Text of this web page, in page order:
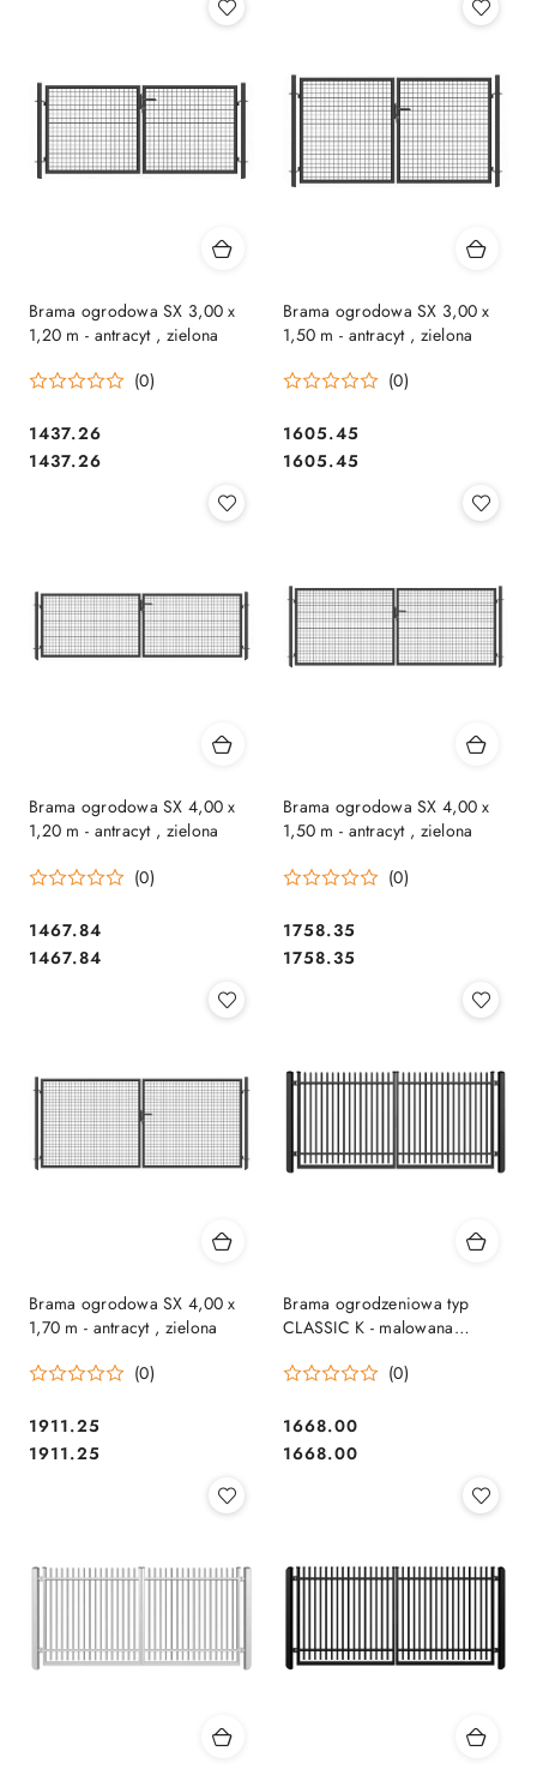
Brama ogrodowa SX 3,00 x
1,20 m - antracyt , zielona
(0)
Cena:
1437.26
Cena:
1437.26
Brama ogrodowa SX 3,00 x
1,50 m - antracyt , zielona
(0)
Cena:
1605.45
Cena:
1605.45
Brama ogrodowa SX 4,00 x
1,20 m - antracyt , zielona
(0)
Cena:
1467.84
Cena:
1467.84
Brama ogrodowa SX 4,00 x
1,50 m - antracyt , zielona
(0)
Cena:
1758.35
Cena:
1758.35
Brama ogrodowa SX 4,00 x
1,70 m - antracyt , zielona
(0)
Cena:
1911.25
Cena:
1911.25
Brama ogrodzeniowa typ
CLASSIC K - malowana
(0)
Cena:
1668.00
Cena:
1668.00